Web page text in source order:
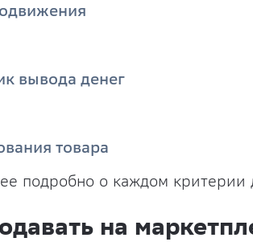
вывода денег
товара
подробно о каждом критерии
на